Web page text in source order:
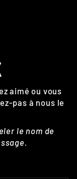
aimé ou vous
pas à nous le
le nom de